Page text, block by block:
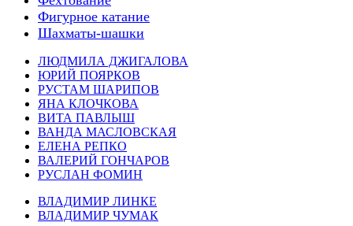
Фигурное катание
Шахматы-шашки
ЛЮДМИЛА ДЖИГАЛОВА
ЮРИЙ ПОЯРКОВ
РУСТАМ ШАРИПОВ
ЯНА КЛОЧКОВА
ВИТА ПАВЛЫШ
ВАНДА МАСЛОВСКАЯ
ЕЛЕНА РЕПКО
ВАЛЕРИЙ ГОНЧАРОВ
РУСЛАН ФОМИН
ВЛАДИМИР ЛИНКЕ
ВЛАДИМИР ЧУМАК